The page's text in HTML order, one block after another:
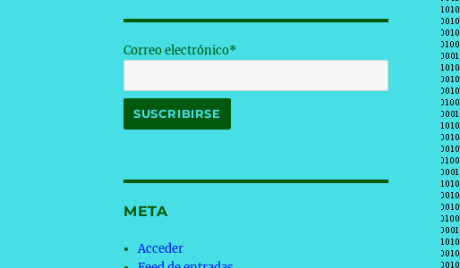
Correo electrónico*
META
Acceder